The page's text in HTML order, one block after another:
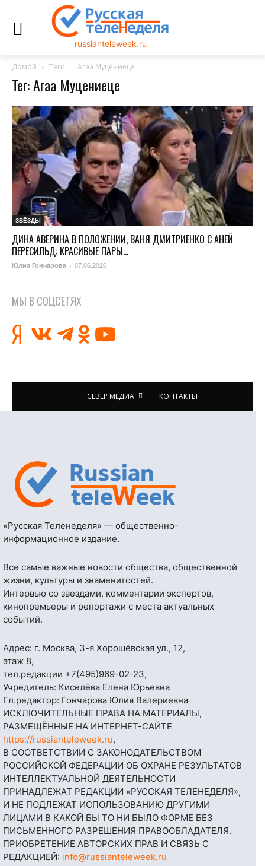
russianteleweek.ru
Домой Теги Агаа Муцениеце
Тег: Агаа Муцениеце
ЗВЁЗДЫ
ДИНА АВЕРИНА В ПОЛОЖЕНИИ, ВАНЯ ДМИТРИЕНКО С АНЕЙ
ПЕРЕСИЛЬД: КРАСИВЫЕ ПАРЫ...
Юлия Гончарова - 07.06.2026
МЫ В СОЦСЕТЯХ
СЕВЕР МЕДИА КОНТАКТЫ
«Русская Теленеделя» — общественно-
информационное издание.
Все самые важные новости общества, общественной
жизни, культуры и знаменитостей.
Интервью со звездами, комментарии экспертов,
кинопремьеры и репортажи с места актуальных
событий.
Адрес: г. Москва, 3-я Хорошёвская ул., 12,
этаж 8,
тел.редакции +7(495)969-02-23,
Учредитель: Киселёва Елена Юрьевна
Гл.редактор: Гончарова Юлия Валериевна
ИСКЛЮЧИТЕЛЬНЫЕ ПРАВА НА МАТЕРИАЛЫ,
РАЗМЕЩЁННЫЕ НА ИНТЕРНЕТ-САЙТЕ
https://russianteleweek.ru,
В СООТВЕТСТВИИ С ЗАКОНОДАТЕЛЬСТВОМ
РОССИЙСКОЙ ФЕДЕРАЦИИ ОБ ОХРАНЕ РЕЗУЛЬТАТОВ
ИНТЕЛЛЕКТУАЛЬНОЙ ДЕЯТЕЛЬНОСТИ
ПРИНАДЛЕЖАТ РЕДАКЦИИ «РУССКАЯ ТЕЛЕНЕДЕЛЯ»,
И НЕ ПОДЛЕЖАТ ИСПОЛЬЗОВАНИЮ ДРУГИМИ
ЛИЦАМИ В КАКОЙ БЫ ТО НИ БЫЛО ФОРМЕ БЕЗ
ПИСЬМЕННОГО РАЗРЕШЕНИЯ ПРАВООБЛАДАТЕЛЯ.
ПРИОБРЕТЕНИЕ АВТОРСКИХ ПРАВ И СВЯЗЬ С
РЕДАКЦИЕЙ: info@russianteleweek.ru